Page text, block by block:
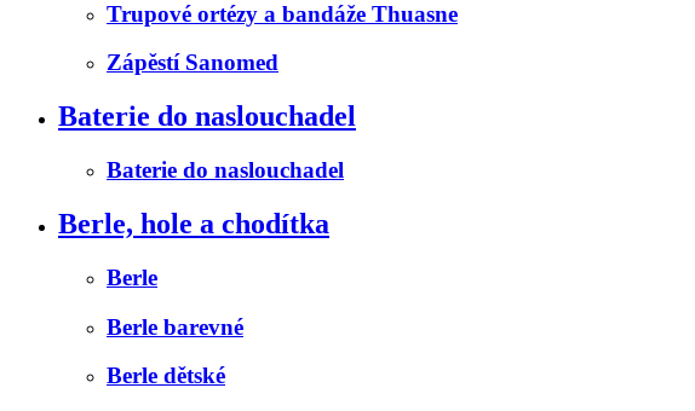
Trupové ortézy a bandáže Thuasne
Zápěstí Sanomed
Baterie do naslouchadel
Baterie do naslouchadel
Berle, hole a chodítka
Berle
Berle barevné
Berle dětské